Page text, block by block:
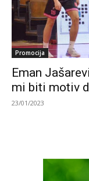
Promocija
Eman
mi biti motiv
23/01/2023